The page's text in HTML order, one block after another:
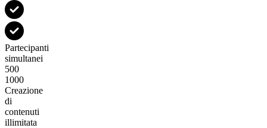
Partecipanti
simultanei
500
1000
Creazione
di
contenuti
illimitata